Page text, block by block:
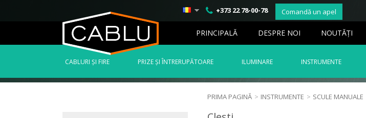
+373 22 78-00-78 Comandă un apel
СABLURI ȘI FIRE PRIZE ȘI ÎNTRERUPĂTOARE ILUMINARE INSTRUMENTE
PRINCIPALĂ DESPRE NOI NOUTĂŢI
PRIMA PAGINĂ > INSTRUMENTE > SCULE MANUALE